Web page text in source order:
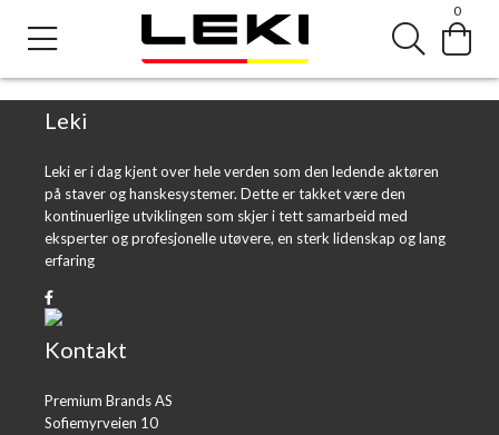
0
Error loading product page.
Object reference not set to an instance of an object.
Leki
Leki er i dag kjent over hele verden som den ledende aktøren
på staver og hanskesystemer. Dette er takket være den
kontinuerlige utviklingen som skjer i tett samarbeid med
eksperter og profesjonelle utøvere, en sterk lidenskap og lang
erfaring
Kontakt
Premium Brands AS
Sofiemyrveien 10